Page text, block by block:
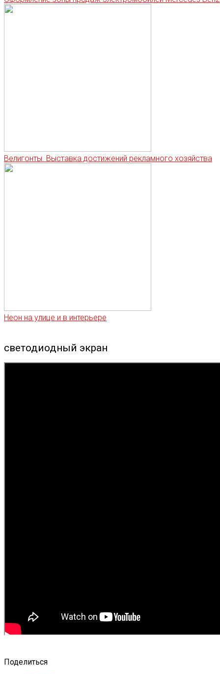
Велигонты. Выставка достижений рекламного хозяйства
Неон на улице и в интерьере
светодиодный экран
Поделиться